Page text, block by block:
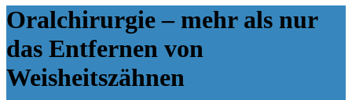
Oralchirurgie – mehr als nur
das Entfernen von
Weisheitszähnen